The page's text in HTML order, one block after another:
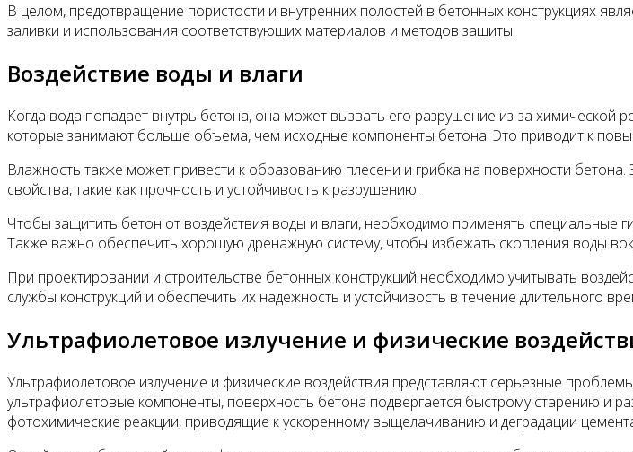
В целом, предотвращение пористости и внутренних полостей в бетонных конструкциях
заливки и использования соответствующих материалов и методов защиты.
Воздействие воды и влаги
Когда вода попадает внутрь бетона, она может вызвать его разрушение из-за
которые занимают больше объема, чем исходные компоненты бетона. Это приводит к
Влажность также может привести к образованию плесени и грибка на поверхности бетона.
свойства, такие как прочность и устойчивость к разрушению.
Чтобы защитить бетон от воздействия воды и влаги, необходимо применять
Также важно обеспечить хорошую дренажную систему, чтобы избежать скопления воды
При проектировании и строительстве бетонных конструкций необходимо учитывать
службы конструкций и обеспечить их надежность и устойчивость в течение длительного
Ультрафиолетовое излучение и физические
Ультрафиолетовое излучение и физические воздействия представляют серьезные
ультрафиолетовые компоненты, поверхность бетона подвергается быстрому старению и
фотохимические реакции, приводящие к ускоренному выщелачиванию и деградации